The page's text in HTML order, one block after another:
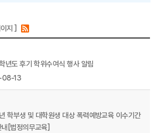
지 ]
년도 후기 학위수여식 행사 알림
13
학부생 및 대학원생 대상 폭력예방교육 이수기간
[법정의무교육]